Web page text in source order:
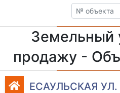
Земельный
продажу -
ЕСАУЛЬСКАЯ УЛ.